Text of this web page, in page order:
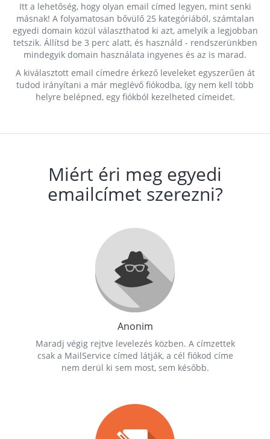
Itt a lehetőség, hogy olyan email címed legyen, mint senki
másnak! A folyamatosan bővülő 25 kategóriából, számtalan
egyedi domain közül választhatod ki azt, amelyik a legjobban
tetszik. Állítsd be 3 perc alatt, és használd - rendszerünkben
mindegyik domain használata ingyenes és az is marad.
A kiválasztott email címedre érkező leveleket egyszerűen át
tudod irányítani a már meglévő fiókodba, így nem kell több
helyre belépned, egy fiókból kezelheted címeidet.
Miért éri meg egyedi
emailcímet szerezni?
Anonim
Maradj végig rejtve levelezés közben. A címzettek
csak a MailService címed látják, a cél fiókod címe
nem derül ki sem most, sem később.